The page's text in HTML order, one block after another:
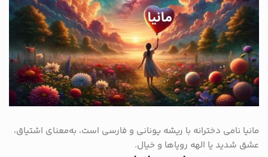
مانیا نامی دخترانه با ریشه یونانی و فارسی است، به‌معنای اشتیاق،
عشق شدید یا الهه رویاها و خیال.